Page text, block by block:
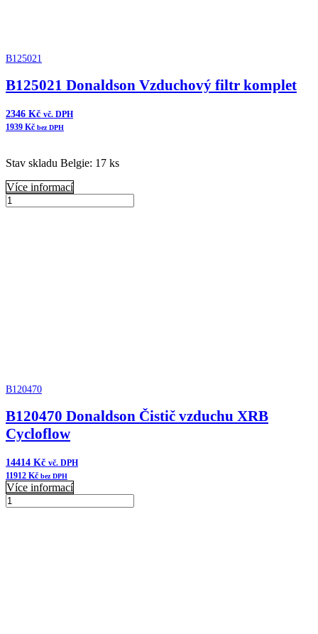
B125021
B125021 Donaldson Vzduchový filtr komplet
2346 Kč vč. DPH
1939 Kč bez DPH
Stav skladu Belgie: 17 ks
Více informací
B125021
B120470
B120470 Donaldson Čistič vzduchu XRB
Cycloflow
14414 Kč vč. DPH
11912 Kč bez DPH
Více informací
B120470